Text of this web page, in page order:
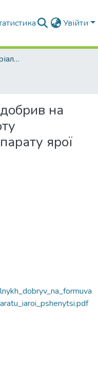
Увійти
Конференції та матеріали конференцій
на
ярої